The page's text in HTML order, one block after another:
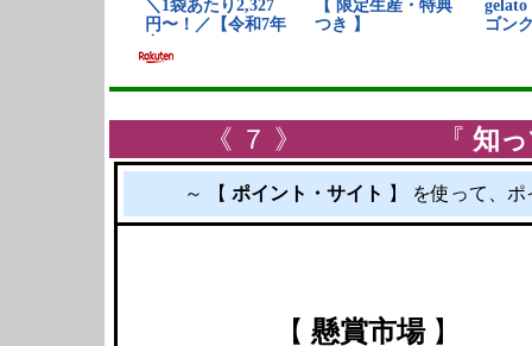
《 ７ 》 『知
～ 【 ポイント・サイト 】 を使って、
【 懸賞市場】